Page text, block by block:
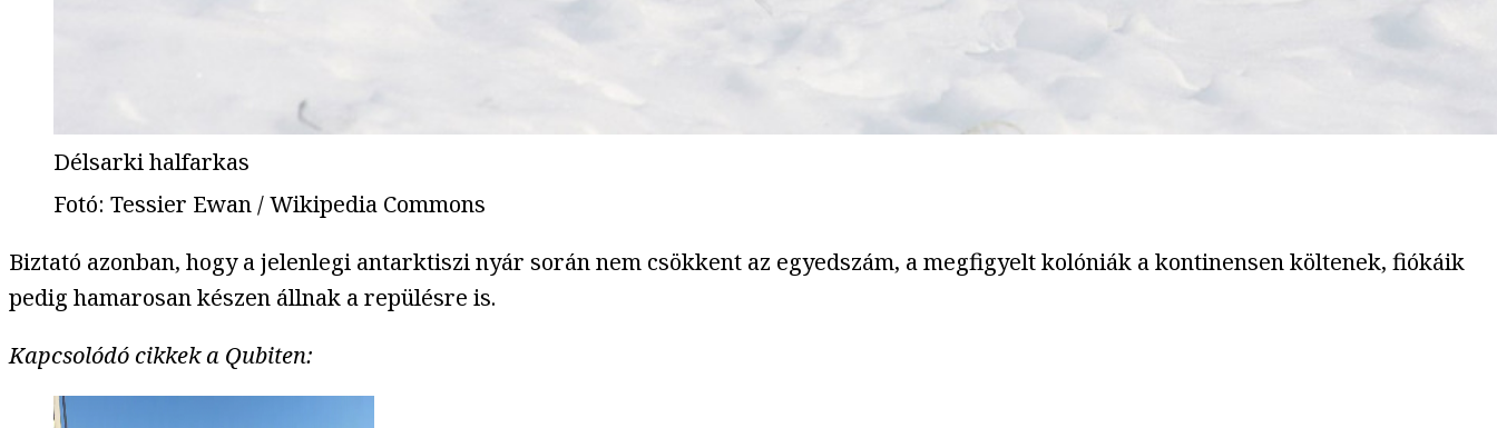
Délsarki halfarkas
Fotó: Tessier Ewan / Wikipedia Commons
Biztató azonban, hogy a jelenlegi antarktiszi nyár során nem csökkent az egyedszám, a megfigyelt kolóniák a kontinensen költenek, fiókáik
pedig hamarosan készen állnak a repülésre is.
Kapcsolódó cikkek a Qubiten: